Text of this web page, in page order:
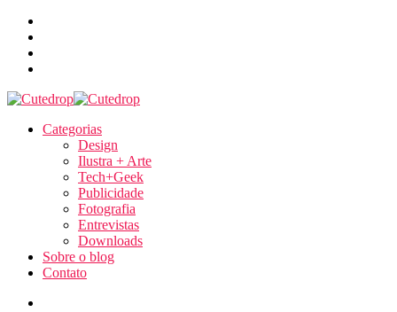
Categorias
Design
Ilustra + Arte
Tech+Geek
Publicidade
Fotografia
Entrevistas
Downloads
Sobre o blog
Contato